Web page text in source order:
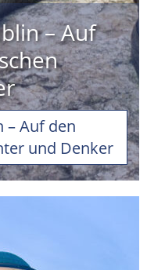
– Auf
– Auf den
und Denker